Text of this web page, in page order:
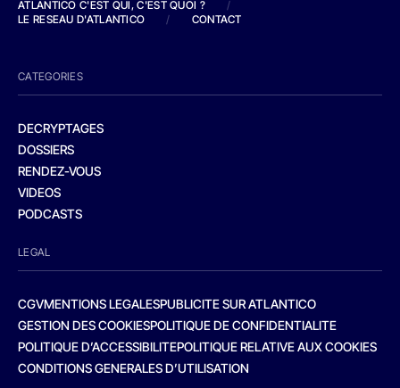
ATLANTICO C'EST QUI, C'EST QUOI ?
/
LE RESEAU D'ATLANTICO
/ CONTACT
CATEGORIES
DECRYPTAGES
DOSSIERS
RENDEZ-VOUS
VIDEOS
PODCASTS
LEGAL
CGVMENTIONS LEGALESPUBLICITE SUR ATLANTICO
GESTION DES COOKIESPOLITIQUE DE CONFIDENTIALITE
POLITIQUE D’ACCESSIBILITEPOLITIQUE RELATIVE AUX COOKIES
CONDITIONS GENERALES D’UTILISATION